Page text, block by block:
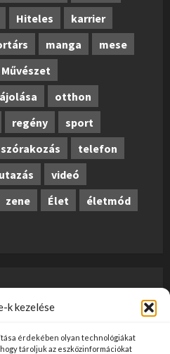
k kezelése
érdekében olyan technológiákat
tároljuk az eszközinformációkat
Hiteles
karrier
manga
mese
Művészet
otthon
regény
sport
szórakozás
telefon
utazás
videó
zene Élet
életmód
ellenőrzésen